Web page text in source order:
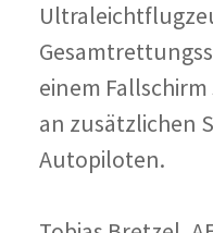
einem
an zusätzlichen
Autopiloten.